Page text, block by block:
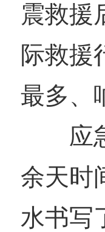
震救援
际救援
最多、
应
余天时
水书写